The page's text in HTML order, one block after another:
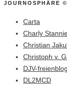
JOURNOSPHÄRE ©
Carta
Charly
Christian
Christoph v.
DJV-freienblog
DL2MCD